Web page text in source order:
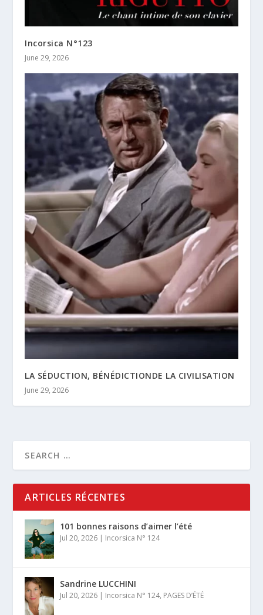
Incorsica N°123
June 29, 2026
LA SÉDUCTION, BÉNÉDICTIONDE LA CIVILISATION
June 29, 2026
ARTICLES RÉCENTES
101 bonnes raisons d’aimer l’été
Jul 20, 2026 | Incorsica N° 124
Sandrine LUCCHINI
Jul 20, 2026 | Incorsica N° 124, PAGES D’ÉTÉ